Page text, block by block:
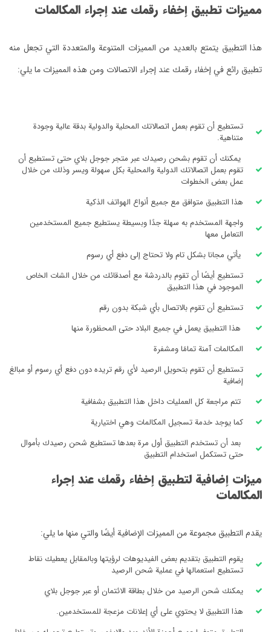
مميزات تطبيق إخفاء رقمك عند إجراء المكالمات
هذا التطبيق يتمتع بالعديد من المميزات المتنوعة والمتعددة التي تجعل منه
تطبيق رائع في إخفاء رقمك عند إجراء الاتصالات ومن هذه المميزات ما يلي:
تستطيع أن تقوم بعمل اتصالاتك المحلية والدولية بدقة عالية وجودة
متناهية.
يمكنك أن تقوم بشحن رصيدك عبر متجر جوجل بلاي حتى تستطيع أن
تقوم بعمل اتصالاتك الدولية والمحلية بكل سهولة ويسر وذلك من خلال
عمل بعض الخطوات
هذا التطبيق متوافق مع جميع أنواع الهواتف الذكية
واجهة المستخدم به سهلة جدًا وبسيطة يستطيع جميع المستخدمين
التعامل معها
يأتي مجانا بشكل تام ولا تحتاج إلى دفع أي رسوم
تستطيع أيضًا أن تقوم بالدردشة مع أصدقائك من خلال الشات الخاص
الموجود في هذا التطبيق
تستطيع أن تقوم بالاتصال بأي شبكة بدون رقم
هذا التطبيق يعمل في جميع البلاد حتى المحظورة منها
المكالمات آمنة تمامًا ومشفرة
تستطيع أن تقوم بتحويل الرصيد لأي رقم تريده دون دفع أي رسوم أو مبالغ
إضافية
تتم مراجعة كل العمليات داخل هذا التطبيق بشفافية
كما يوجد خدمة تسجيل المكالمات وهي اختيارية
بعد أن تستخدم التطبيق أول مرة بعدها تستطيع شحن رصيدك بأموال
حتى تستكمل استخدام التطبيق
ميزات إضافية لتطبيق إخفاء رقمك عند إجراء
المكالمات
يقدم التطبيق مجموعة من المميزات الإضافية أيضًا والتي منها ما يلي:
يقوم التطبيق بتقديم بعض الفيديوهات لرؤيتها وبالمقابل يعطيك نقاط
تستطيع استعمالها في عملية شحن الرصيد
يمكنك شحن الرصيد من خلال بطاقة الائتمان أو عبر جوجل بلاي
هذا التطبيق لا يحتوي على أي إعلانات مزعجة للمستخدمين.